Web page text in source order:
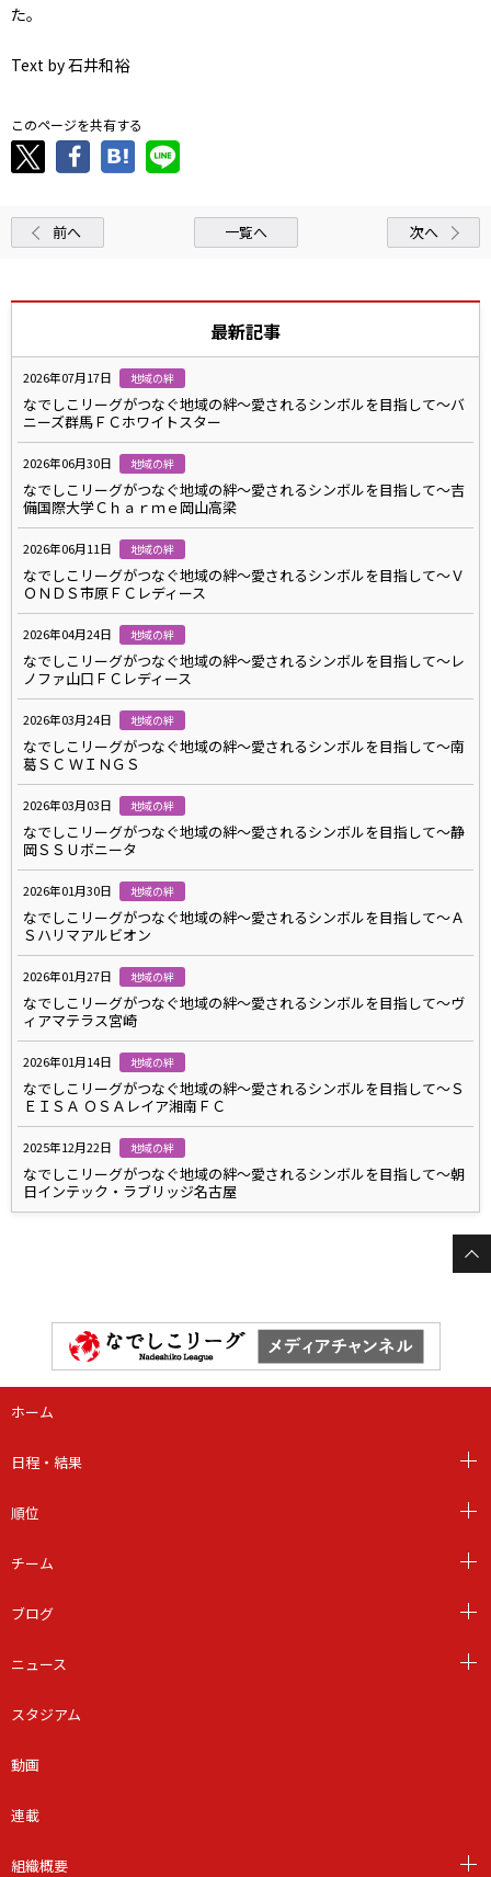
た。
Text by 石井和裕
このページを共有する
前へ 一覧へ 次へ
最新記事
2026年07月17日 地域の絆
なでしこリーグがつなぐ地域の絆～愛されるシンボルを目指して～バ
ニーズ群馬ＦＣホワイトスター
2026年06月30日 地域の絆
なでしこリーグがつなぐ地域の絆～愛されるシンボルを目指して～吉
備国際大学Ｃｈａｒｍｅ岡山高梁
2026年06月11日 地域の絆
なでしこリーグがつなぐ地域の絆～愛されるシンボルを目指して～Ｖ
ＯＮＤＳ市原ＦＣレディース
2026年04月24日 地域の絆
なでしこリーグがつなぐ地域の絆～愛されるシンボルを目指して～レ
ノファ山口ＦＣレディース
2026年03月24日 地域の絆
なでしこリーグがつなぐ地域の絆～愛されるシンボルを目指して～南
葛ＳＣ ＷＩＮＧＳ
2026年03月03日 地域の絆
なでしこリーグがつなぐ地域の絆～愛されるシンボルを目指して～静
岡ＳＳＵボニータ
2026年01月30日 地域の絆
なでしこリーグがつなぐ地域の絆～愛されるシンボルを目指して～Ａ
Ｓハリマアルビオン
2026年01月27日 地域の絆
なでしこリーグがつなぐ地域の絆～愛されるシンボルを目指して～ヴ
ィアマテラス宮崎
2026年01月14日 地域の絆
なでしこリーグがつなぐ地域の絆～愛されるシンボルを目指して～Ｓ
ＥＩＳＡ ＯＳＡレイア湘南ＦＣ
2025年12月22日 地域の絆
なでしこリーグがつなぐ地域の絆～愛されるシンボルを目指して～朝
日インテック・ラブリッジ名古屋
ホーム
日程・結果
順位
チーム
ブログ
ニュース
スタジアム
動画
連載
組織概要